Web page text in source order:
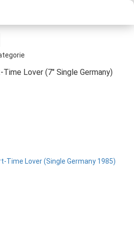
Lover (7" Single Germany)